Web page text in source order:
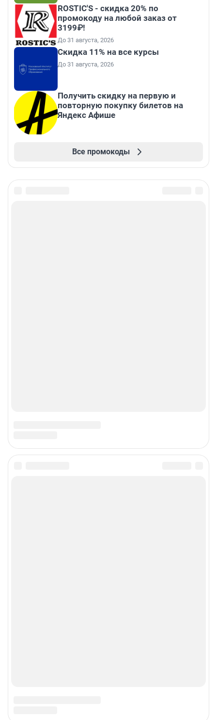
ROSTIC'S - скидка 20% по
промокоду на любой заказ от
3199₽!
До 31 августа, 2026
Скидка 11% на все курсы
До 31 августа, 2026
Получить скидку на первую и
повторную покупку билетов на
Яндекс Афише
Все промокоды